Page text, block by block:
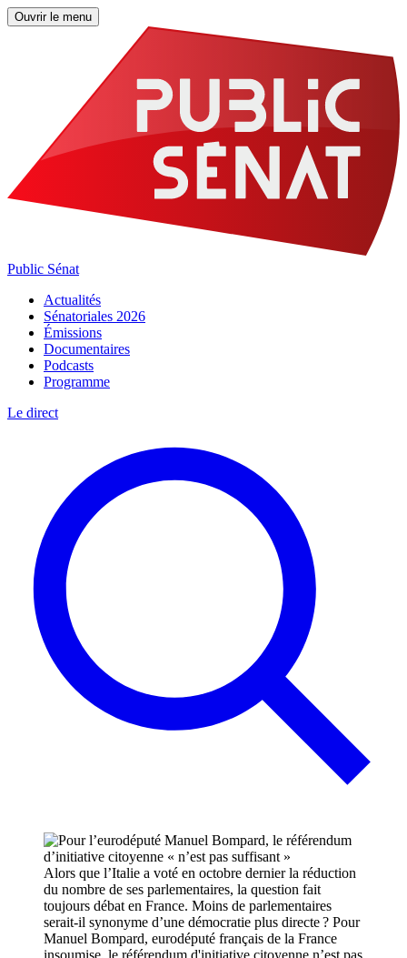
Ouvrir le menu
Public Sénat
Actualités
Sénatoriales 2026
Émissions
Documentaires
Podcasts
Programme
Le direct
Alors que l’Italie a voté en octobre dernier la réduction
du nombre de ses parlementaires, la question fait
toujours débat en France. Moins de parlementaires
serait-il synonyme d’une démocratie plus directe ? Pour
Manuel Bompard, eurodéputé français de la France